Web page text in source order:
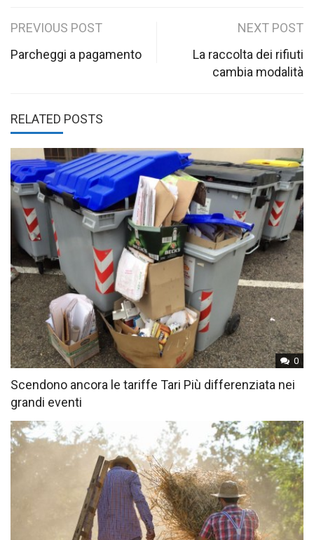
Post
navigation
PREVIOUS POST
Parcheggi a pagamento
NEXT POST
La raccolta dei rifiuti
cambia modalità
RELATED POSTS
0
Scendono ancora le tariffe Tari Più differenziata nei
grandi eventi